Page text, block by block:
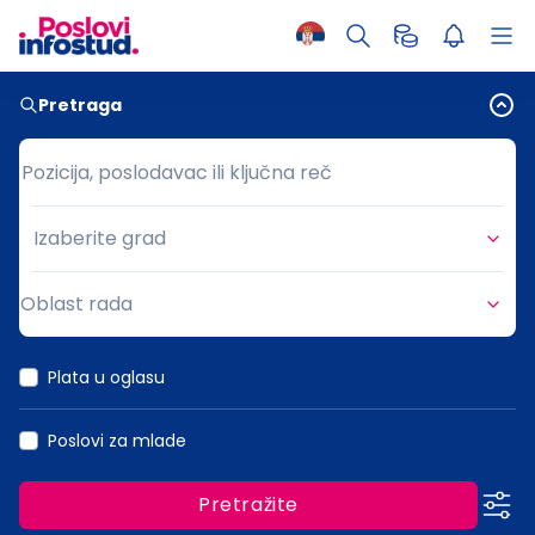
Pretraga
Pozicija, poslodavac ili ključna reč
Pozicija, poslodavac ili ključna reč
Grad
Izaberite grad
Oblast rada
Plata u oglasu
Poslovi za mlade
Pretražite